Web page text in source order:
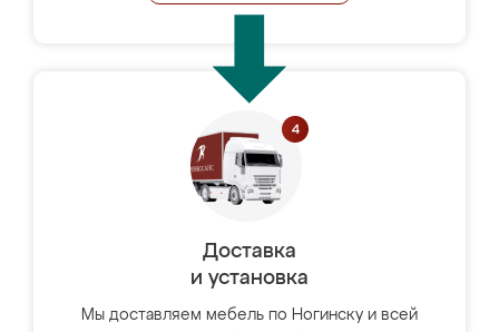
Доставка
и установка
Мы доставляем мебель по Ногинску и всей